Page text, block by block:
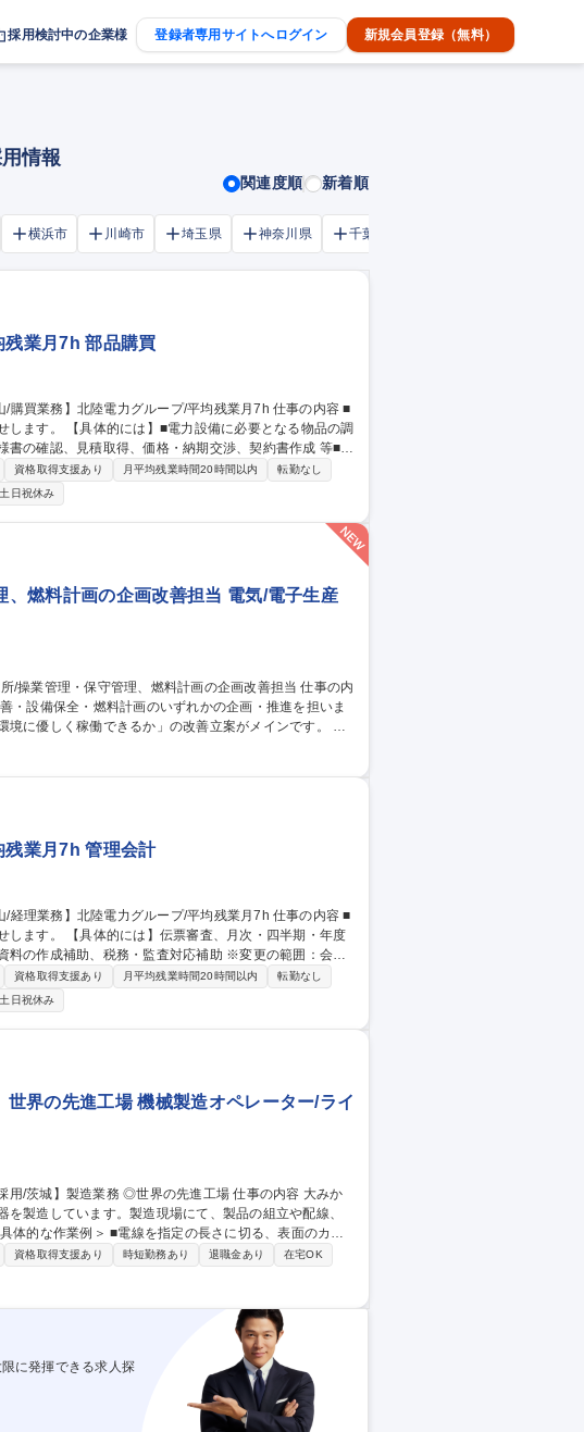
採用検討中の企業様 登録者専用サイトへログイン 新規会員登録（無料）
情報
関連度順 新着順
横浜市 川崎市 埼玉県 神奈川県 千葉市
残業月7h 部品購買
となる物品の調
の確認、見積取得、価格・納期交渉、契約書作成 等■車
先との各種調整・問い合わせ対応 ※変更の範囲：
務】北陸電力グループ/平均残業月7h
資格取得支援あり 月平均残業時間20時間以内
転勤なし
土日祝休み
、燃料計画の企画改善担当 電気/電子生産
・設備保全・燃料計画のいずれかの企画・推進を担いま
に優しく稼働できるか」の改善立案がメインです。 適
企画、環境管理値の遵守。 (2)設備室:機械または電気設
理、
残業月7h 管理会計
・四半期・年度
、税務・監査対応補助 ※変更の範囲：会社
陸電力グループ/平均残業月7h
資格取得支援あり 月平均残業時間20時間以内
転勤なし
土日祝休み
界の先進工場 機械製造オペレーター/ライ
製造しています。製造現場にて、製品の組立や配線、
付ける作業 ■電線に番号やラベルを付ける作業（配線の
明しますので、未経験の方でも安心して始められま
職種 【49】【障がい者採用/茨
資格取得支援あり 時短勤務あり 退職金あり
在宅OK
に発揮できる求人探